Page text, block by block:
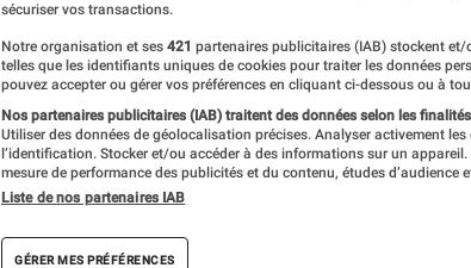
sécuriser vos transactions.
Notre organisation et ses 421 partenaires publicitaires (IAB) stockent
telles que les identifiants uniques de cookies pour traiter les données
pouvez accepter ou gérer vos préférences en cliquant ci-dessous ou à
Nos partenaires publicitaires (IAB) traitent des données selon les
Utiliser des données de géolocalisation précises. Analyser activement
l’identification. Stocker et/ou accéder à des informations sur un
mesure de performance des publicités et du contenu, études d’audience
Liste de nos partenaires IAB
GÉRER MES PRÉFÉRENCES